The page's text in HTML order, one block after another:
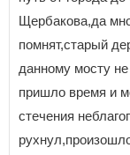
Щербакова,да
помнят,старый
данному мосту
пришло время и
стечения